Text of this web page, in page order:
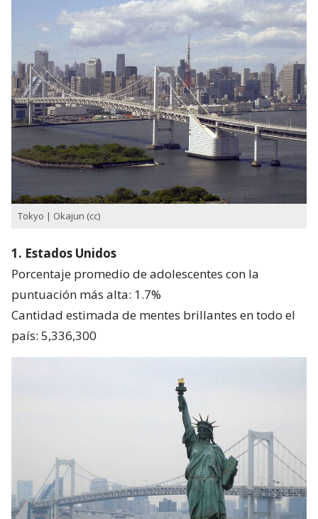
Tokyo | Okajun (cc)
1. Estados Unidos
Porcentaje promedio de adolescentes con la
puntuación más alta: 1.7%
Cantidad estimada de mentes brillantes en todo el
país: 5,336,300